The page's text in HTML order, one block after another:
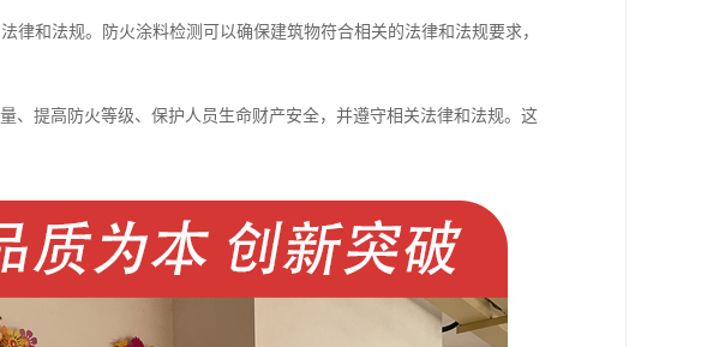
和法规。防火涂料检测可以确保建筑物符合相关的法律和法规要求，
、提高防火等级、保护人员生命财产安全，并遵守相关法律和法规。这